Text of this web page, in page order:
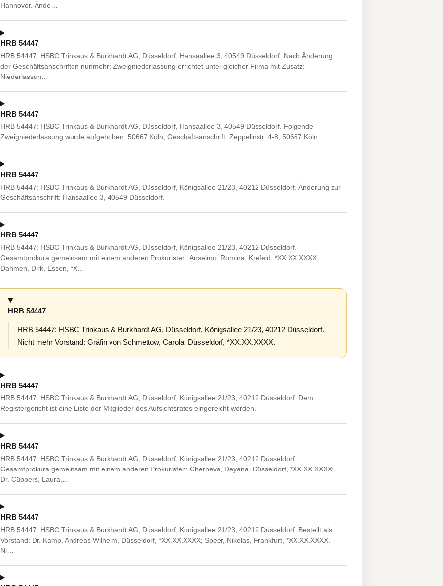
Hannover. Ände…
HRB 54447
HRB 54447: HSBC Trinkaus & Burkhardt AG, Düsseldorf, Hansaallee 3, 40549 Düsseldorf. Nach Änderung
der Geschäftsanschriften nunmehr: Zweigniederlassung errichtet unter gleicher Firma mit Zusatz:
Niederlassun…
HRB 54447
HRB 54447: HSBC Trinkaus & Burkhardt AG, Düsseldorf, Hansaallee 3, 40549 Düsseldorf. Folgende
Zweigniederlassung wurde aufgehoben: 50667 Köln, Geschäftsanschrift: Zeppelinstr. 4-8, 50667 Köln.
HRB 54447
HRB 54447: HSBC Trinkaus & Burkhardt AG, Düsseldorf, Königsallee 21/23, 40212 Düsseldorf. Änderung zur
Geschäftsanschrift: Hansaallee 3, 40549 Düsseldorf.
HRB 54447
HRB 54447: HSBC Trinkaus & Burkhardt AG, Düsseldorf, Königsallee 21/23, 40212 Düsseldorf.
Gesamtprokura gemeinsam mit einem anderen Prokuristen: Anselmo, Romina, Krefeld, *XX.XX.XXXX;
Dahmen, Dirk, Essen, *X…
HRB 54447
HRB 54447: HSBC Trinkaus & Burkhardt AG, Düsseldorf, Königsallee 21/23, 40212 Düsseldorf.
Nicht mehr Vorstand: Gräfin von Schmettow, Carola, Düsseldorf, *XX.XX.XXXX.
HRB 54447
HRB 54447: HSBC Trinkaus & Burkhardt AG, Düsseldorf, Königsallee 21/23, 40212 Düsseldorf. Dem
Registergericht ist eine Liste der Mitglieder des Aufsichtsrates eingereicht worden.
HRB 54447
HRB 54447: HSBC Trinkaus & Burkhardt AG, Düsseldorf, Königsallee 21/23, 40212 Düsseldorf.
Gesamtprokura gemeinsam mit einem anderen Prokuristen: Cherneva, Deyana, Düsseldorf, *XX.XX.XXXX;
Dr. Cüppers, Laura,…
HRB 54447
HRB 54447: HSBC Trinkaus & Burkhardt AG, Düsseldorf, Königsallee 21/23, 40212 Düsseldorf. Bestellt als
Vorstand: Dr. Kamp, Andreas Wilhelm, Düsseldorf, *XX.XX.XXXX; Speer, Nikolas, Frankfurt, *XX.XX.XXXX.
Ni…